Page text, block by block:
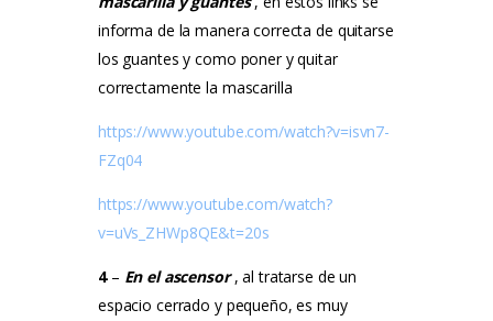
informa de la manera correcta de quitarse
los guantes y como poner y quitar
correctamente la mascarilla
https://www.youtube.com/watch?v=isvn7-
FZq04
https://www.youtube.com/watch?
v=uVs_ZHWp8QE&t=20s
4– En el ascensor, al tratarse de un
espacio cerrado y pequeño, es muy